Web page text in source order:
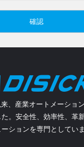
確認
、産業オートメーショ
。安全性、効率性、革
ションを専門としていま